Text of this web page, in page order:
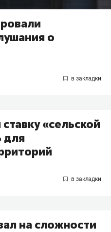
о
«сельской
для
на сложности